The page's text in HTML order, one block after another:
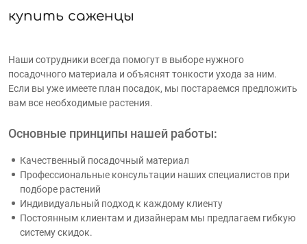
купить саженцы
Наши сотрудники всегда помогут в выборе нужного
посадочного материала и объяснят тонкости ухода за ним.
Если вы уже имеете план посадок, мы постараемся предложить
вам все необходимые растения.
Основные принципы нашей работы:
Качественный посадочный материал
Профессиональные консультации наших специалистов при
подборе растений
Индивидуальный подход к каждому клиенту
Постоянным клиентам и дизайнерам мы предлагаем гибкую
систему скидок.